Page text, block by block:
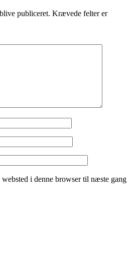
publiceret. Krævede felter er
i denne browser til næste gang